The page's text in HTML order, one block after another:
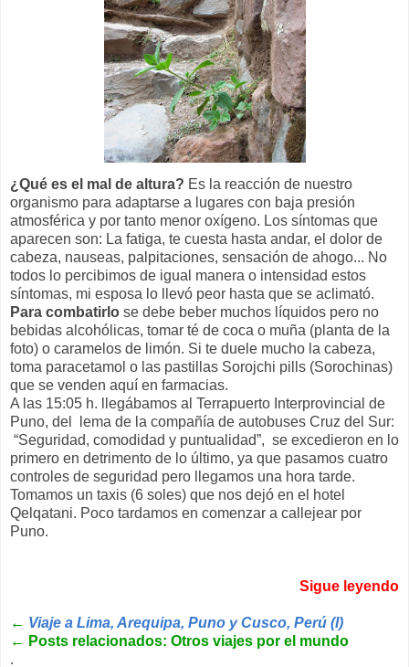
¿Qué es el mal de altura? Es la reacción de nuestro
organismo para adaptarse a lugares con baja presión
atmosférica y por tanto menor oxígeno. Los síntomas que
aparecen son: La fatiga, te cuesta hasta andar, el dolor de
cabeza, nauseas, palpitaciones, sensación de ahogo... No
todos lo percibimos de igual manera o intensidad estos
síntomas, mi esposa lo llevó peor hasta que se aclimató.
Para combatirlo se debe beber muchos líquidos pero no
bebidas alcohólicas, tomar té de coca o muña (planta de la
foto) o caramelos de limón. Si te duele mucho la cabeza,
toma paracetamol o las pastillas Sorojchi pills (Sorochinas)
que se venden aquí en farmacias.
A las 15:05 h. llegábamos al Terrapuerto Interprovincial de
Puno, del lema de la compañía de autobuses Cruz del Sur:
“Seguridad, comodidad y puntualidad”, se excedieron en lo
primero en detrimento de lo último, ya que pasamos cuatro
controles de seguridad pero llegamos una hora tarde.
Tomamos un taxis (6 soles) que nos dejó en el hotel
Qelqatani. Poco tardamos en comenzar a callejear por
Puno.
Sigue leyendo
← Viaje a Lima, Arequipa, Puno y Cusco, Perú (I)
← Posts relacionados: Otros viajes por el mundo
.